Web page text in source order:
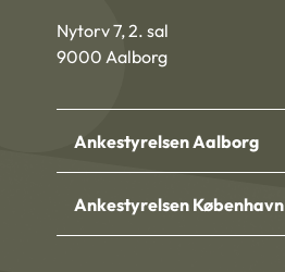
Nytorv 7, 2. sal
9000 Aalborg
Ankestyrelsen Aalborg
Ankestyrelsen København